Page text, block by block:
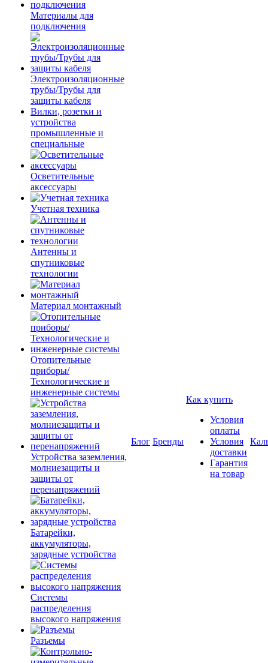
Материалы для
подключения
Электроизоляционные
трубы/Трубы для
защиты кабеля
Вилки, розетки и
устройства
промышленные и
специальные
Осветительные
аксессуары
Учетная техника
Антенны и
спутниковые
технологии
Материал монтажный
Отопительные
приборы/
Технологические и
инженерные системы
Устройства заземления,
молниезащиты и
защиты от
перенапряжений
Батарейки,
аккумуляторы,
зарядные устройства
Системы
распределения
высокого напряжения
Разъемы
Блог Бренды
Как купить
Условия
оплаты
Условия
доставки
Гарантия
на товар